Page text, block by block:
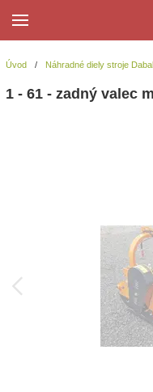
Úvod / Náhradné diely stroje
1 - 61 - zadný valec